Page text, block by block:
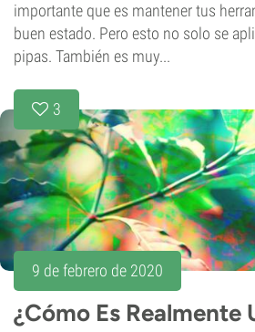
importante que es mantener tus
buen estado. Pero esto no solo se
pipas. También es muy...
3
9 de febrero de 2020
¿Cómo Es Realmente